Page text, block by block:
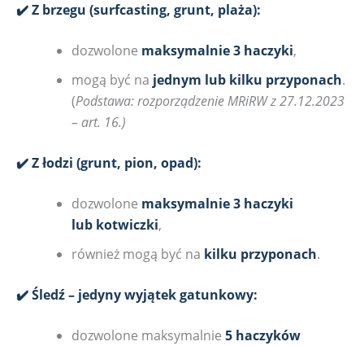
✔️ Z brzegu (surfcasting, grunt, plaża):
dozwolone maksymalnie 3 haczyki,
mogą być na jednym lub kilku przyponach.
(Podstawa: rozporządzenie MRiRW z 27.12.2023
– art. 16.)
✔️ Z łodzi (grunt, pion, opad):
dozwolone maksymalnie 3 haczyki
lub kotwiczki,
również mogą być na kilku przyponach.
✔️ Śledź – jedyny wyjątek gatunkowy:
dozwolone maksymalnie 5 haczyków